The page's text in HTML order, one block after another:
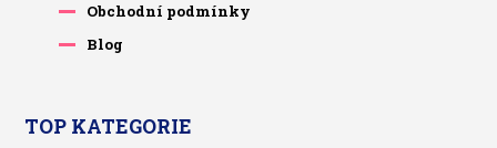
Obchodní podmínky
Blog
TOP KATEGORIE